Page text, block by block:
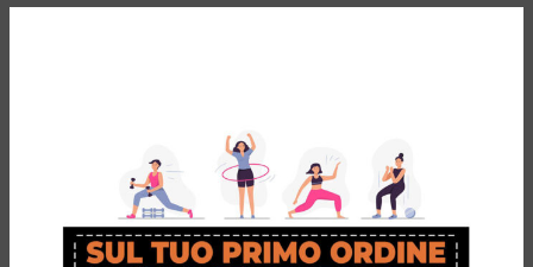
Beh, innanzi tutto ci tengo a sottolineare che li utilizzo io in prima
con Giuseppe Morelli, conosciuto tramite i social. Siamo alla nostra
prima collaborazione, ma è solo l’inizio di una forte sinergia per
potenziare la nostra gara, invitando i concorrenti ad adoperare
strumenti che siano davvero performanti e funzionali.